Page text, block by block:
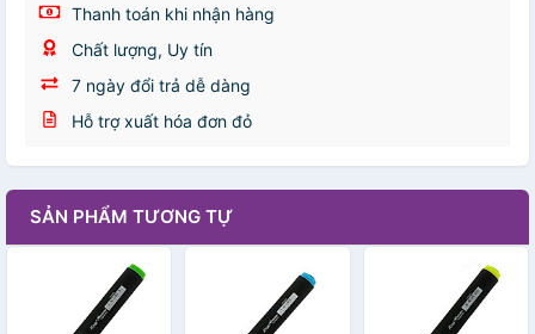
Thanh toán khi nhận hàng
Chất lượng, Uy tín
7 ngày đổi trả dễ dàng
Hỗ trợ xuất hóa đơn đỏ
SẢN PHẨM TƯƠNG TỰ